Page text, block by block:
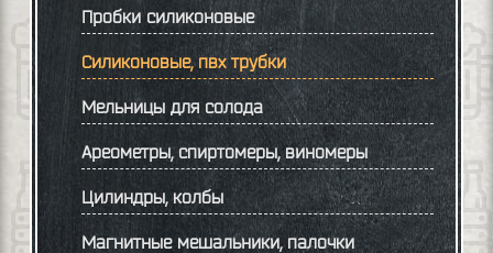
Пробки силиконовые
Силиконовые, пвх трубки
Мельницы для солода
Ареометры, спиртомеры, виномеры
Цилиндры, колбы
Магнитные мешальники, палочки